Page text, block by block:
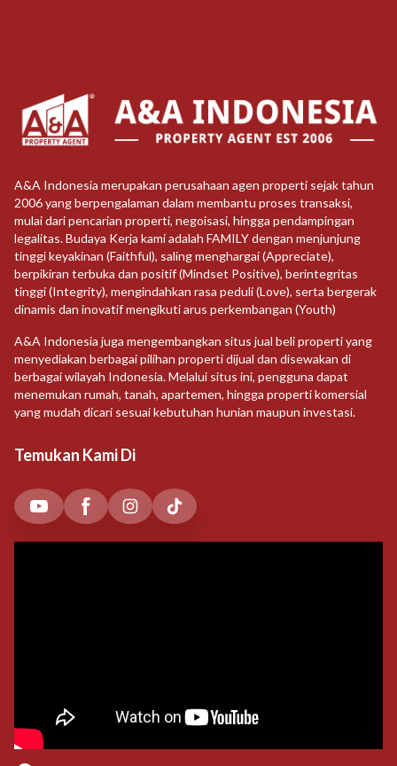
A&A Indonesia merupakan perusahaan agen properti sejak tahun
2006 yang berpengalaman dalam membantu proses transaksi,
mulai dari pencarian properti, negoisasi, hingga pendampingan
legalitas. Budaya Kerja kami adalah FAMILY dengan menjunjung
tinggi keyakinan (Faithful), saling menghargai (Appreciate),
berpikiran terbuka dan positif (Mindset Positive), berintegritas
tinggi (Integrity), mengindahkan rasa peduli (Love), serta bergerak
dinamis dan inovatif mengikuti arus perkembangan (Youth)
A&A Indonesia juga mengembangkan situs jual beli properti yang
menyediakan berbagai pilihan properti dijual dan disewakan di
berbagai wilayah Indonesia. Melalui situs ini, pengguna dapat
menemukan rumah, tanah, apartemen, hingga properti komersial
yang mudah dicari sesuai kebutuhan hunian maupun investasi.
Temukan Kami Di